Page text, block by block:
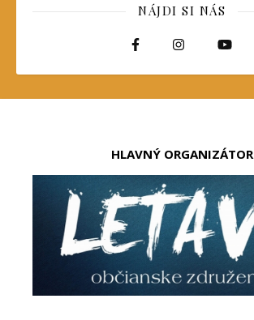
NÁJDI SI NÁS
HLAVNÝ ORGANIZÁTOR